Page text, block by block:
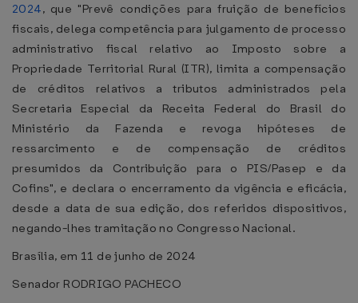
2024, que "Prevê condições para fruição de benefícios
fiscais, delega competência para julgamento de processo
administrativo fiscal relativo ao Imposto sobre a
Propriedade Territorial Rural (ITR), limita a compensação
de créditos relativos a tributos administrados pela
Secretaria Especial da Receita Federal do Brasil do
Ministério da Fazenda e revoga hipóteses de
ressarcimento e de compensação de créditos
presumidos da Contribuição para o PIS/Pasep e da
Cofins", e declara o encerramento da vigência e eficácia,
desde a data de sua edição, dos referidos dispositivos,
negando-lhes tramitação no Congresso Nacional.
Brasília, em 11 de junho de 2024
Senador RODRIGO PACHECO